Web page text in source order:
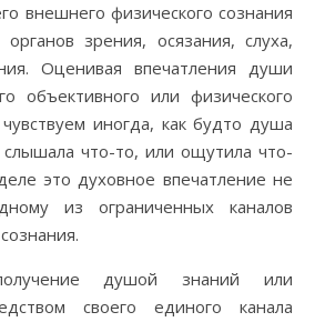
внешнего физического сознания
зрения, осязания, слуха,
Оценивая впечатления души
объективного или физического
иногда, как будто душа
что-то, или ощутила что-
это духовное впечатление не
из ограниченных каналов
душой знаний или
своего единого канала